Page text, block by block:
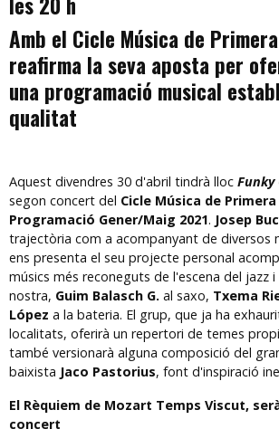
Amb el Cicle Música de
reafirma la seva aposta per
una programació musical
qualitat
Aquest divendres 30 d'abril tindrà lloc Funky
segon concert del Cicle Música de Primera
Programació Gener/Maig 2021. Josep
trajectòria com a acompanyant de diversos
ens presenta el seu projecte personal
músics més reconeguts de l'escena del jazz i
nostra, Guim Balasch G. al saxo, Txema
López a la bateria. El grup, que ja ha
localitats, oferirà un repertori de temes
també versionarà alguna composició del
baixista Jaco Pastorius, font d'inspiració
El Rèquiem de Mozart Temps Viscut,
concert